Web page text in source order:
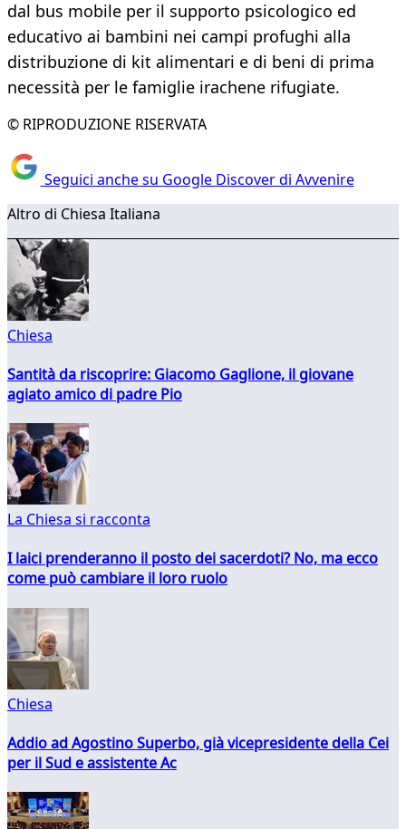
dal bus mobile per il supporto psicologico ed
educativo ai bambini nei campi profughi alla
distribuzione di kit alimentari e di beni di prima
necessità per le famiglie irachene rifugiate.
© RIPRODUZIONE RISERVATA
Seguici anche su Google Discover di Avvenire
Altro di Chiesa Italiana
Chiesa
Santità da riscoprire: Giacomo Gaglione, il giovane
agiato amico di padre Pio
La Chiesa si racconta
I laici prenderanno il posto dei sacerdoti? No, ma ecco
come può cambiare il loro ruolo
Chiesa
Addio ad Agostino Superbo, già vicepresidente della Cei
per il Sud e assistente Ac